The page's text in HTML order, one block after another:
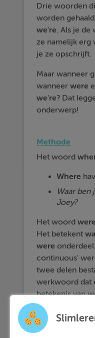
Drie woorden
worden
we're. Als je de
ze namelijk erg
je ze opschrijft.
Maar wanneer
wanneerwere
we're? Dat
onderwerp!
Methode
Het woord
Where
Waar ben
Joey?
Het woordwere
Het betekent
were onderdeel
continuous'
twee delen
werkwoord dat
betekenis van
You were
Well